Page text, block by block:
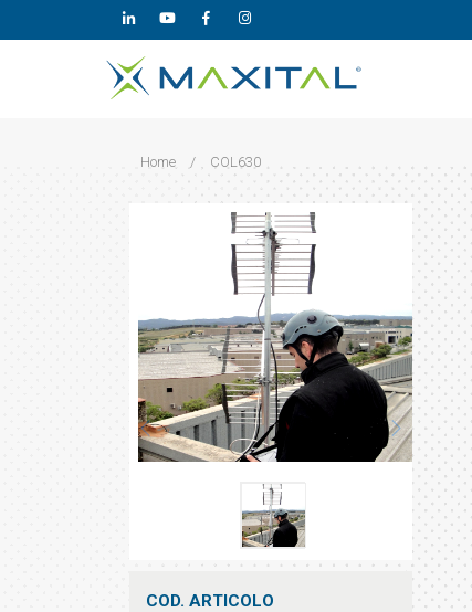
Home / COL630
COD. ARTICOLO